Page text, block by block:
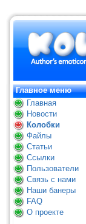
Главное меню
Главная
Новости
Колобки
Файлы
Статьи
Ссылки
Пользователи
Связь с нами
Наши банеры
FAQ
О проекте